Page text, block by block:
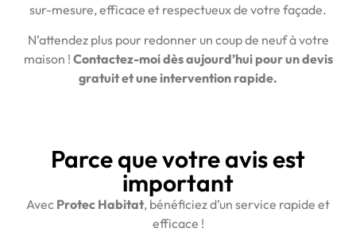
sur-mesure, efficace et respectueux de votre façade.
N’attendez plus pour redonner un coup de neuf à votre
maison ! Contactez-moi dès aujourd’hui pour un devis
gratuit et une intervention rapide.
Parce que votre avis est
important
Avec Protec Habitat, bénéficiez d’un service rapide et
efficace !